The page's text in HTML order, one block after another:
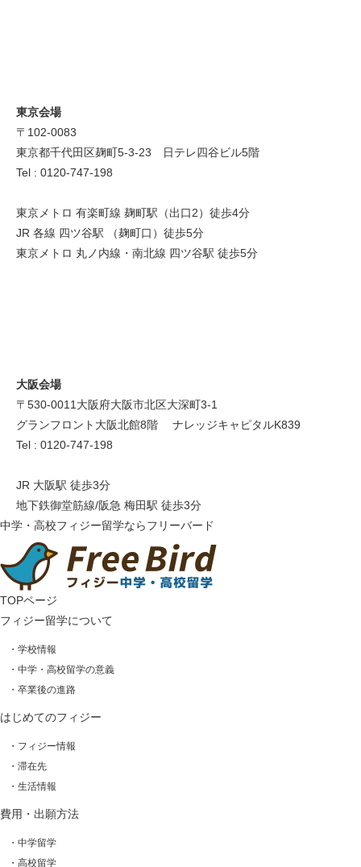
東京会場
〒102-0083
東京都千代田区麹町5-3-23 日テレ四谷ビル5階
Tel : 0120-747-198
東京メトロ 有楽町線 麹町駅（出口2）徒歩4分
JR 各線 四ツ谷駅 （麹町口）徒歩5分
東京メトロ 丸ノ内線・南北線 四ツ谷駅 徒歩5分
大阪会場
〒530-0011 大阪府大阪市北区大深町3-1
グランフロント大阪北館8階 ナレッジキャピタルK839
Tel : 0120-747-198
JR 大阪駅 徒歩3分
地下鉄御堂筋線/阪急 梅田駅 徒歩3分
中学・高校フィジー留学ならフリーバード
TOPページ
フィジー留学について
・学校情報
・中学・高校留学の意義
・卒業後の進路
はじめてのフィジー
・フィジー情報
・滞在先
・生活情報
費用・出願方法
・中学留学
・高校留学